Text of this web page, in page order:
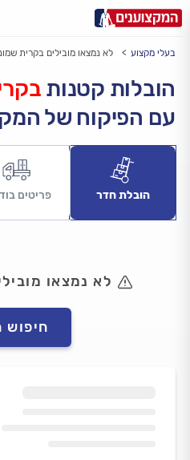
עירעיר: תל אביב, חיפה…
בעלי מקצוע לא נמצאו מובילים בקרית
הובלות קטנות
עם הפיקוח של
הובלת חדר פריטים
לא נמצאו
חיפוש